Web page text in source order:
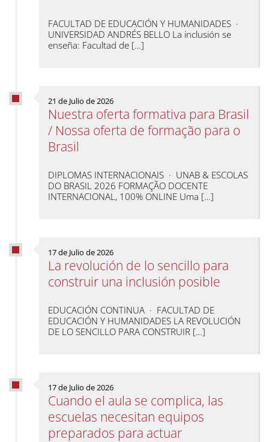
FACULTAD DE EDUCACIÓN Y HUMANIDADES ·
UNIVERSIDAD ANDRÉS BELLO La inclusión se
enseña: Facultad de […]
21 de Julio de 2026
Nuestra oferta formativa para Brasil
/ Nossa oferta de formação para o
Brasil
DIPLOMAS INTERNACIONAIS · UNAB & ESCOLAS
DO BRASIL 2026 FORMAÇÃO DOCENTE
INTERNACIONAL, 100% ONLINE Uma […]
17 de Julio de 2026
La revolución de lo sencillo para
construir una inclusión posible
EDUCACIÓN CONTINUA · FACULTAD DE
EDUCACIÓN Y HUMANIDADES LA REVOLUCIÓN
DE LO SENCILLO PARA CONSTRUIR […]
17 de Julio de 2026
Cuando el aula se complica, las
escuelas necesitan equipos
preparados para actuar